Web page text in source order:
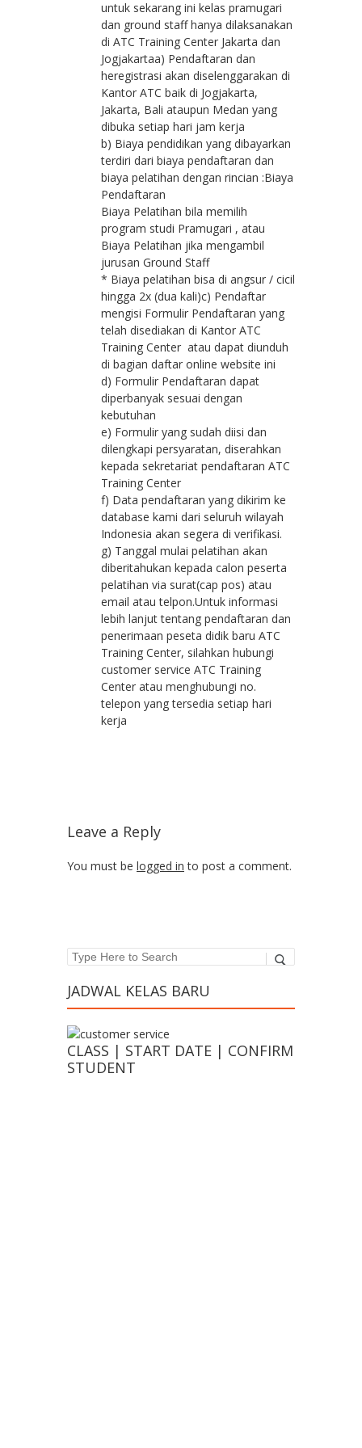
untuk sekarang ini kelas pramugari
dan ground staff hanya dilaksanakan
di ATC Training Center Jakarta dan
Jogjakartaa) Pendaftaran dan
heregistrasi akan diselenggarakan di
Kantor ATC baik di Jogjakarta,
Jakarta, Bali ataupun Medan yang
dibuka setiap hari jam kerja
b) Biaya pendidikan yang dibayarkan
terdiri dari biaya pendaftaran dan
biaya pelatihan dengan rincian :Biaya
Pendaftaran
Biaya Pelatihan bila memilih
program studi Pramugari , atau
Biaya Pelatihan jika mengambil
jurusan Ground Staff
* Biaya pelatihan bisa di angsur / cicil
hingga 2x (dua kali)c) Pendaftar
mengisi Formulir Pendaftaran yang
telah disediakan di Kantor ATC
Training Center atau dapat diunduh
di bagian daftar online website ini
d) Formulir Pendaftaran dapat
diperbanyak sesuai dengan
kebutuhan
e) Formulir yang sudah diisi dan
dilengkapi persyaratan, diserahkan
kepada sekretariat pendaftaran ATC
Training Center
f) Data pendaftaran yang dikirim ke
database kami dari seluruh wilayah
Indonesia akan segera di verifikasi.
g) Tanggal mulai pelatihan akan
diberitahukan kepada calon peserta
pelatihan via surat(cap pos) atau
email atau telpon.Untuk informasi
lebih lanjut tentang pendaftaran dan
penerimaan peseta didik baru ATC
Training Center, silahkan hubungi
customer service ATC Training
Center atau menghubungi no.
telepon yang tersedia setiap hari
kerja
Leave a Reply
You must be logged in to post a comment.
Search
JADWAL KELAS BARU
CLASS | START DATE | CONFIRM
STUDENT